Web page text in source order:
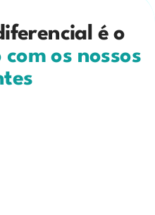
é o
os nossos